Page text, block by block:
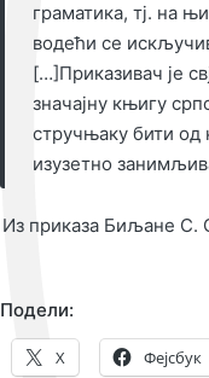
граматика, тј. на
водећи се
[…]Приказивач је
значајну књигу
стручњаку бити од
изузетно
Из приказа Биљане С.
Подели:
X Фејсбук